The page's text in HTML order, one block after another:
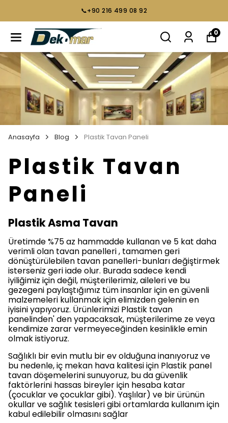
📞+90 216 499 08 92
0
Anasayfa Blog Plastik Tavan Paneli
Plastik Tavan
Paneli
Plastik Asma Tavan
Üretimde %75 az hammadde kullanan ve 5 kat daha
verimli olan tavan panelleri , tamamen geri
dönüştürülebilen tavan panelleri-bunları değiştirmek
isterseniz geri iade olur. Burada sadece kendi
iyiliğimiz için değil, müşterilerimiz, aileleri ve bu
gezegeni paylaştığımız tüm insanlar için en güvenli
malzemeleri kullanmak için elimizden gelenin en
iyisini yapıyoruz. Ürünlerimizi Plastik tavan
panelinden' den yapacaksak, müşterilerime ze veya
kendimize zarar vermeyeceğinden kesinlikle emin
olmak istiyoruz.
Sağlıklı bir evin mutlu bir ev olduğuna inanıyoruz ve
bu nedenle, iç mekan hava kalitesi için Plastik panel
tavan döşemelerini sunuyoruz, bu da güvenlik
faktörlerini hassas bireyler için hesaba katar
(çocuklar ve çocuklar gibi). Yaşlılar) ve bir ürünün
okullar ve sağlık tesisleri gibi ortamlarda kullanım için
kabul edilebilir olmasını sağlar